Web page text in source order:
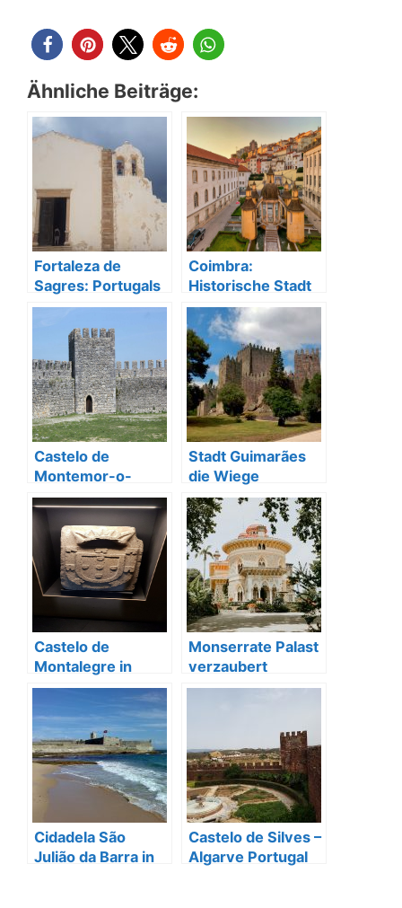
Ähnliche Beiträge:
Fortaleza de
Sagres: Portugals
Tor zu den
Entdeckungen
Coimbra:
Historische Stadt
mit Kultur,
Tradition und Flair
Castelo de
Montemor-o-
Velho nähe
Coimbra
Stadt Guimarães
die Wiege
Portugals
Castelo de
Montalegre in
Nordportugal
Monserrate Palast
verzaubert
Besucher in Sintra
Cidadela São
Julião da Barra in
Castelo de Silves –
Algarve Portugal